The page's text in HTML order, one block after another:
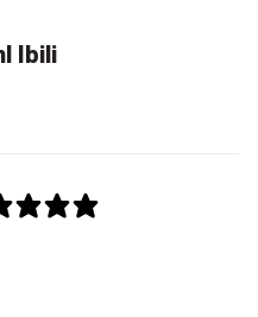
Ibili